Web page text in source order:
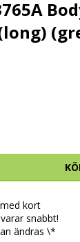
kort
snabbt!
ändras \*